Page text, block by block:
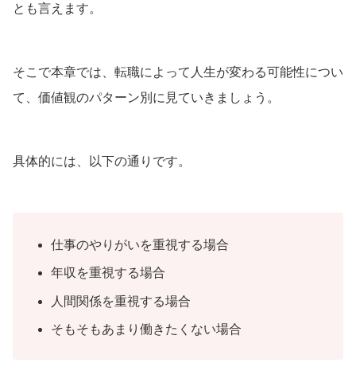
とも言えます。
そこで本章では、転職によって人生が変わる可能性につい
て、価値観のパターン別に見ていきましょう。
具体的には、以下の通りです。
仕事のやりがいを重視する場合
年収を重視する場合
人間関係を重視する場合
そもそもあまり働きたくない場合